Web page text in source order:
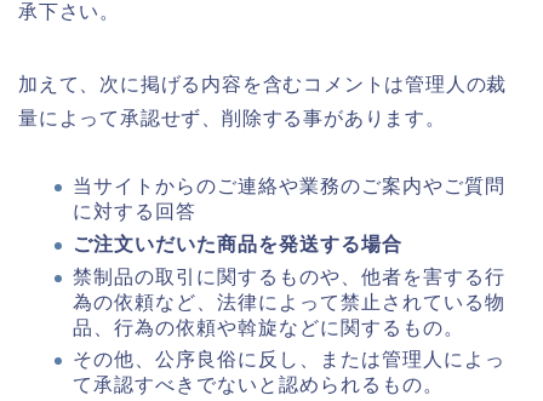
承下さい。
加えて、次に掲げる内容を含むコメントは管理人の裁
量によって承認せず、削除する事があります。
当サイトからのご連絡や業務のご案内やご質問
に対する回答
ご注文いだいた商品を発送する場合
禁制品の取引に関するものや、他者を害する行
為の依頼など、法律によって禁止されている物
品、行為の依頼や斡旋などに関するもの。
その他、公序良俗に反し、または管理人によっ
て承認すべきでないと認められるもの。